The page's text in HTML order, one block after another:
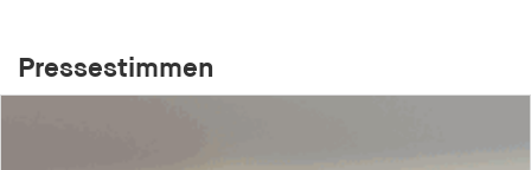
Pressestimmen